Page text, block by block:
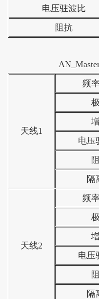
电压驻波比
阻抗
天线1
频
电压
隔
天线2
频
电压
隔